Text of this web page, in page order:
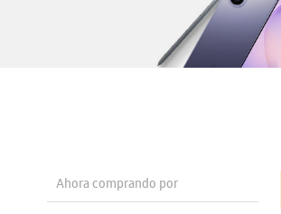
Ahora comprando por